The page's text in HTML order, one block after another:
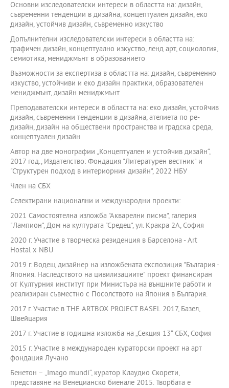
Основни изследователски интереси в областта на: дизайн,
съвременни тенденции в дизайна, концептуален дизайн, еко
дизайн, устойчив дизайн, съвременно изкуство
Допълнителни изследователски интереси в областта на:
графичен дизайн, концептуално изкуство, ленд арт, социология,
семиотика, мениджмънт в образованието
Възможности за експертиза в областта на: дизайн, съвременно
изкуство, устойчиви и еко дизайн практики, образователен
мениджмънт, дизайн мениджмънт
Преподавателски интереси в областта на: еко дизайн, устойчив
дизайн, съвременни тенденции в дизайна, ателиета по ре-
дизайн, дизайн на обществени пространства и градска среда,
концептуален дизайн
Автор на две монографии „Концептуален и устойчив дизайн“,
2017 год., Издателство: Фондация "Литературен вестник" и
"Структурен подход в интериорния дизайн", 2022 НБУ
Член на СБХ
Селектирани национални и международни проекти:
2021 Самостоятелна изложба "Акварелни писма", галерия
"Лампион", Дом на културата "Средец", ул. Кракра 2А, София
2020 г. Участие в творческа резиденция в Барселона - Аrt
Hostal x NBU
2019 г. Водещ дизайнер на изложбената експозиция "България -
Япония. Наследството на цивилизациите" проект финансиран
от Културния институт при Министъра на външните работи и
реализиран съвместно с Посолството на Япония в България.
2017 г. Участие в THE ARTBOX PROJECT BASEL 2017, Базел,
Швейцария
2017 г. Участие в годишна изложба на „Секция 13“ СБХ, София
2015 г. Участие в международен кураторски проект на арт
фондация Лучано
Бенетон – „Imago mundi“, куратор Клаудио Скорети,
представяне на Венецианско биенале 2015. Творбата е